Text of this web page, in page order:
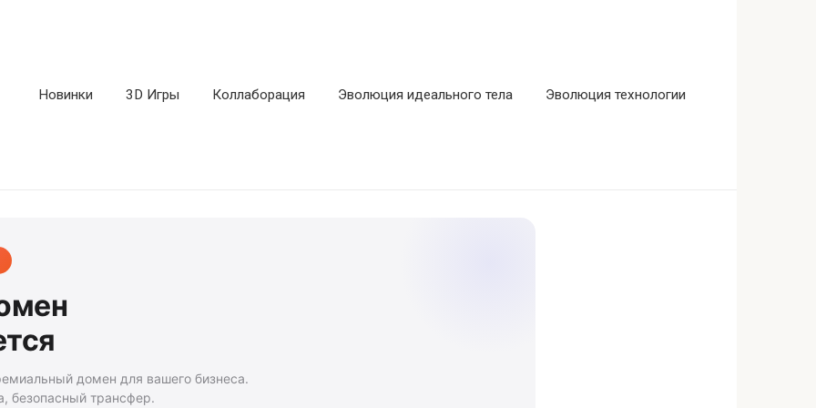
Новинки 3D Игры Коллаборация Эволюция идеального тела Эволюция технологии
домен для вашего бизнеса.
безопасный трансфер.